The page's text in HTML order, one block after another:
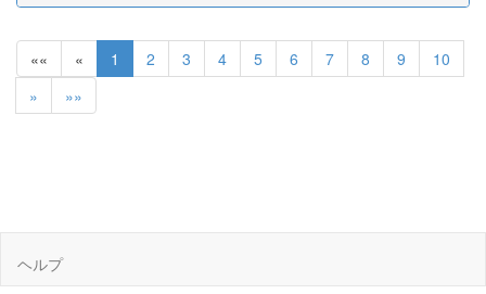
«« « 1 2 3 4 5 6 7 8 9
10
»
»»
ヘルプ